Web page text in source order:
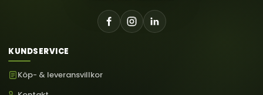
KUNDSERVICE
Köp- & leveransvillkor